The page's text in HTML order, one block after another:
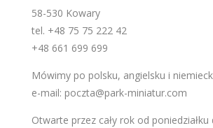
58-530 Kowary
tel. +48 75 75 222 42
+48 661 699 699
Mówimy po polsku, angielsku i
e-mail: poczta@park-miniatur.com
Otwarte przez cały rok od poniedziałku